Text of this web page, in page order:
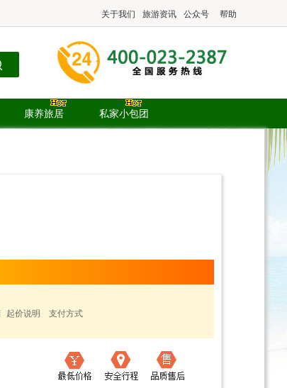
关于我们 旅游资讯 公众号 帮助
康养旅居 私家小包团
起价说明 支付方式